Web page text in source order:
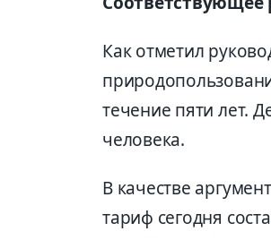
Как отметил
течение пяти лет.
человека.
В качестве
тариф сегодня